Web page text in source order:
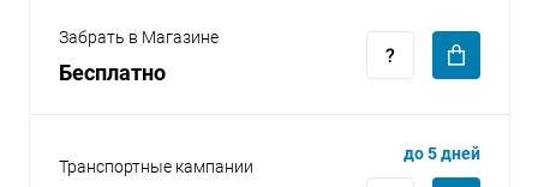
Забрать в Магазине
Бесплатно
Транспортные кампании
до 5 дней